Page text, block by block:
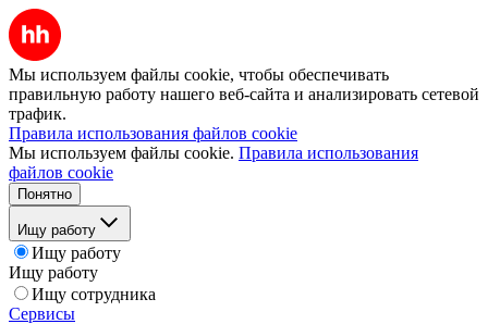
Мы используем файлы cookie, чтобы обеспечивать
правильную работу нашего веб-сайта и анализировать сетевой
трафик.
Правила использования файлов cookie
Мы используем файлы cookie. Правила использования
файлов cookie
Понятно
Ищу работу
Ищу работу
Ищу работу
Ищу сотрудника
Сервисы